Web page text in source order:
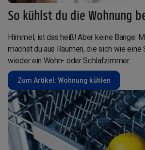
So kühlst du die Wohnung
Himmel, ist das heiß! Aber keine Bange:
machst du aus Räumen, die sich wie eine
wieder ein Wohn- oder Schlafzimmer.
Zum Artikel: Wohnung kühlen